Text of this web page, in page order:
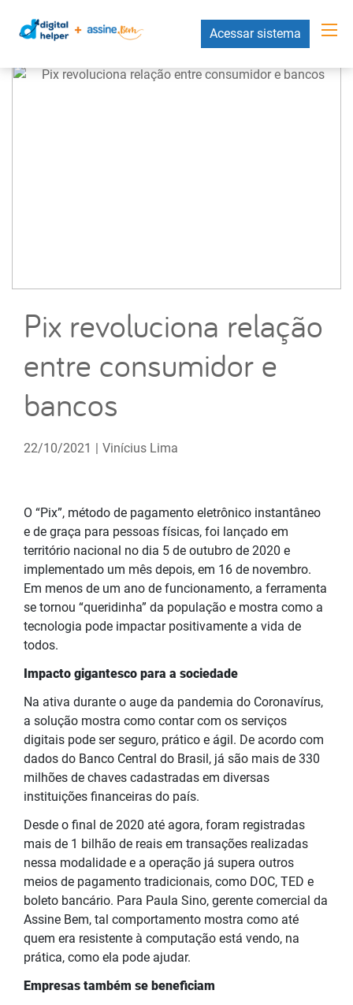
Acessar sistema
Pix revoluciona relação
entre consumidor e
bancos
22/10/2021 | Vinícius Lima
O “Pix”, método de pagamento eletrônico instantâneo
e de graça para pessoas físicas, foi lançado em
território nacional no dia 5 de outubro de 2020 e
implementado um mês depois, em 16 de novembro.
Em menos de um ano de funcionamento, a ferramenta
se tornou “queridinha” da população e mostra como a
tecnologia pode impactar positivamente a vida de
todos.
Impacto gigantesco para a sociedade
Na ativa durante o auge da pandemia do Coronavírus,
a solução mostra como contar com os serviços
digitais pode ser seguro, prático e ágil. De acordo com
dados do Banco Central do Brasil, já são mais de 330
milhões de chaves cadastradas em diversas
instituições financeiras do país.
Desde o final de 2020 até agora, foram registradas
mais de 1 bilhão de reais em transações realizadas
nessa modalidade e a operação já supera outros
meios de pagamento tradicionais, como DOC, TED e
boleto bancário. Para Paula Sino, gerente comercial da
Assine Bem, tal comportamento mostra como até
quem era resistente à computação está vendo, na
prática, como ela pode ajudar.
Empresas também se beneficiam